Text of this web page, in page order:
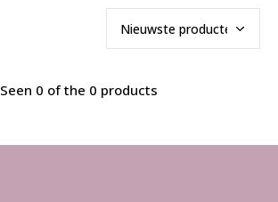
Seen 0 of the 0 products